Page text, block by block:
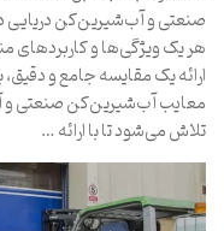
صنعتی و آب‌شیرین‌کن دریایی
هر یک ویژگی‌ها و کاربردهای
ارائه یک مقایسه جامع و
معایب آب‌شیرین‌کن صنعتی و
تلاش می‌شود تا با ارائه …